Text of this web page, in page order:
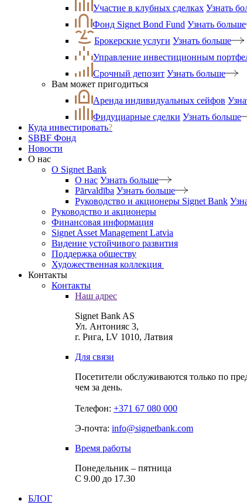
Участие в клубных сделках Узнать
Фонд Signet Bond Fund Узнать больше
Брокерские услуги Узнать больше
Управление инвестиционным
Срочный депозит Узнать больше
Вам может пригодиться
Аренда индивидуальных сейфов
Фидуциарные сделки Узнать больше
Куда инвестировать?
SBBF Фонд
Новости
О нас
O Signet Bank
О нас Узнать больше
Pārvaldība Узнать больше
Руководство и акционеры Signet Bank
Руководство и акционеры
Финансовая информация
Signet Asset Management Latvia
Видение устойчивого развития
Поддержка обществу
Художественная коллекция
Контакты
Контакты
Наш адрес
Signet Bank AS
Ул. Антонияс 3,
г. Рига, LV 1010, Латвия
Для связи
Посетители обслуживаются только по
чем за день.
Телефон: +371 67 080 000
Э-почта: info@signetbank.com
Время работы
Понедельник – пятница
С 9.00 до 17.30
БЛОГ